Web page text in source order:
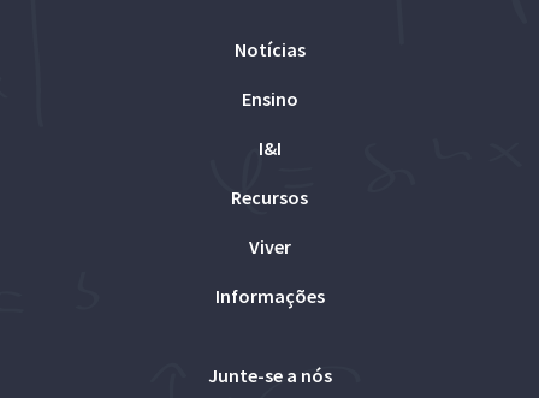
Notícias
Ensino
I&I
Recursos
Viver
Informações
Junte-se a nós